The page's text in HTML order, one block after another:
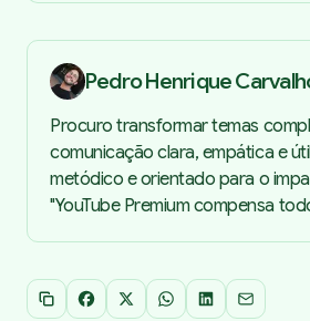
Pedro Henrique
Procuro transformar temas
comunicação clara, empática e
metódico e orientado para o
"YouTube Premium compensa
Copiar link
Facebook
X WhatsApp
LinkedInEmail